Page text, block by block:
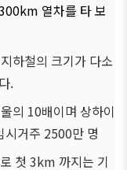
열차를 타 보
하철의 크기가 다소
.
의 10배이며 상하이
시거주 2500만 명
첫 3km 까지는 기